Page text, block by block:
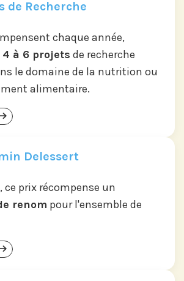
de Recherche
chaque année,
4 à 6 projets de recherche
le domaine de la nutrition ou
alimentaire.
Delessert
ce prix récompense un
renom pour l'ensemble de